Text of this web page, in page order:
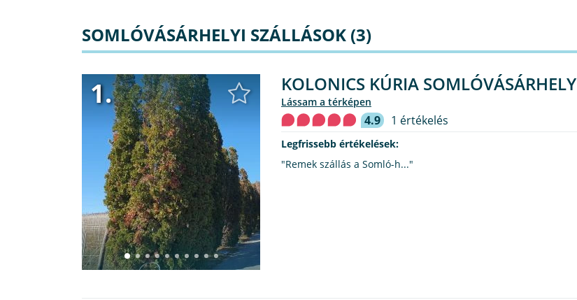
SOMLÓVÁSÁRHELYI SZÁLLÁSOK (3)
1. KOLONICS KÚRIA SOMLÓVÁSÁRHELY
lássam a térképen
4.9 1 értékelés
Legfrissebb értékelések:
"Remek szállás a Somló-h..."